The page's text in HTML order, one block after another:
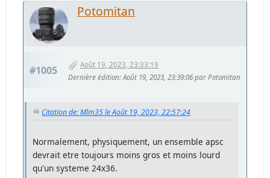
Potomitan
#1005
Août 19, 2023, 23:33:19
Dernière édition: Août 19, 2023, 23:39:06 par Potomitan
Citation de: Mlm35 le Août 19, 2023, 22:57:24
Normalement, physiquement, un ensemble apsc
devrait etre toujours moins gros et moins lourd
qu'un systeme 24x36.